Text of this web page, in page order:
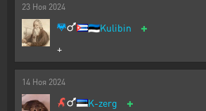
23 Ноя 2024
🇪🇪Kulibin +
+
14 Ноя 2024
K-zerg +